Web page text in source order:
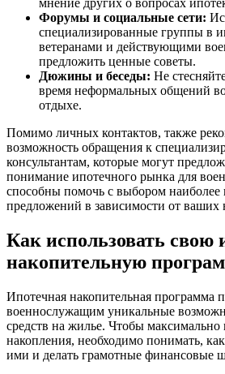
Форумы и социальные сети:
специализированные группы в
ветеранами и действующими
предложить ценные советы.
Дюжины и беседы: Не
время неформальных общений
отдыхе.
Помимо личных контактов, также
возможность обращения к
консультантам, которые могут
понимание ипотечного рынка для
способны помочь с выбором
предложений в зависимости от ваших
Как использовать свою
накопительную
Ипотечная накопительная программа
военнослужащим уникальные
средств на жилье. Чтобы максимально
накопления, необходимо понимать,
ими и делать грамотные финансовые